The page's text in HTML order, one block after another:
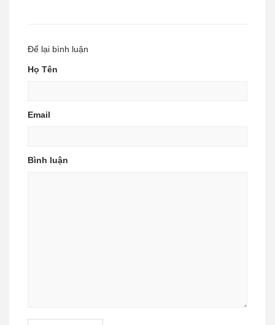
Để lại bình luận
Họ Tên
Email
Bình luận